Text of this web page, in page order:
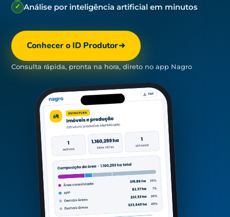
✓ Análise por inteligência artificial em minutos
Conhecer o ID Produtor
Consulta rápida, pronta na hora, direto no app Nagro